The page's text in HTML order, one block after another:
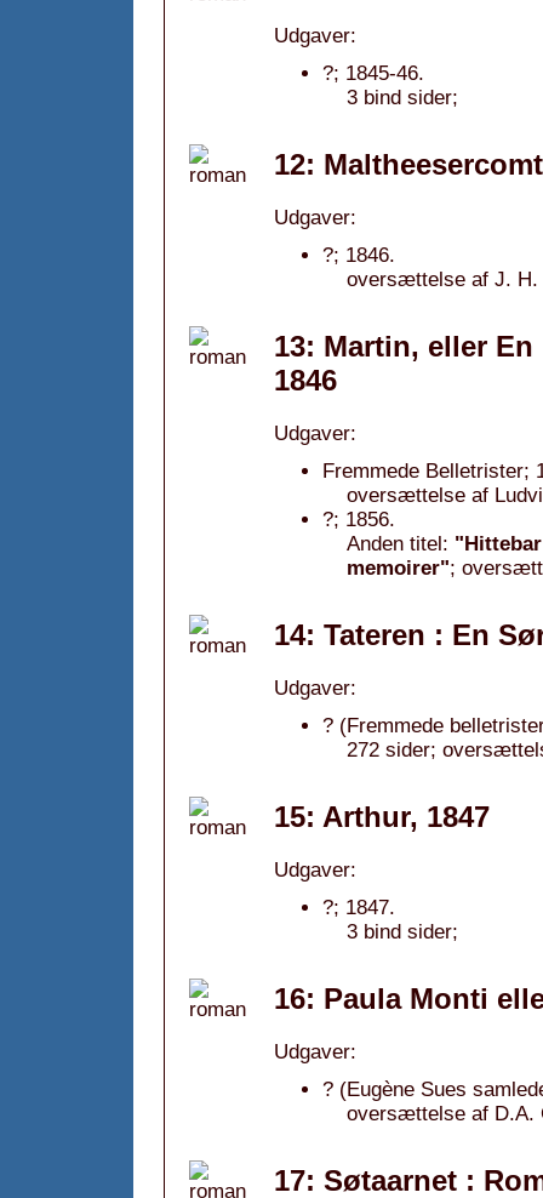
Udgaver:
?; 1845-46.
3 bind sider;
12:
Udgaver:
?; 1846.
oversættelse af J. H.
13: Martin, eller
1846
Udgaver:
Fremmede Belletrister;
oversættelse af
?; 1856.
Anden titel:
memoirer";
14: Tateren : En
Udgaver:
? (Fremmede
272 sider;
15: Arthur, 1847
Udgaver:
?; 1847.
3 bind sider;
16: Paula Monti
Udgaver:
? (Eugène Sues
oversættelse af D.A.
17: Søtaarnet :